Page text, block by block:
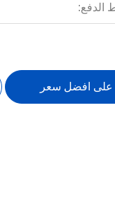
الدفع:
على افضل سعر